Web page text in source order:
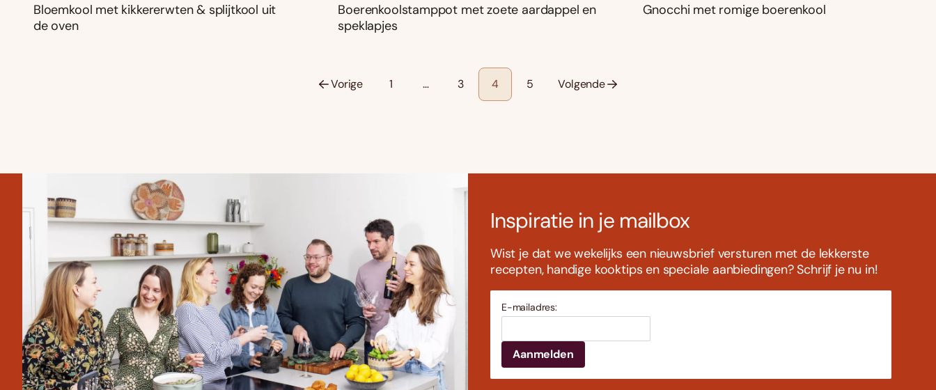
Bloemkool met kikkererwten & splijtkool uit
de oven
Boerenkoolstamppot met zoete aardappel en
speklapjes
Gnocchi met romige boerenkool
Vorige 1 … 3 4 5 Volgende
Inspiratie in je mailbox
Wist je dat we wekelijks een nieuwsbrief versturen met de lekkerste
recepten, handige kooktips en speciale aanbiedingen? Schrijf je nu in!
E-mailadres: